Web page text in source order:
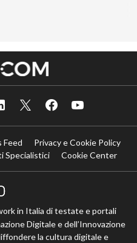
Feed
Privacy e Cookie Policy
Specialistici
Cookie Center
in Italia di testate e portali
Digitale e dell’Innovazione
la cultura digitale e